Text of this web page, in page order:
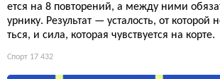
ется на 8 повторений, а между ними
урнику. Результат — усталость, от которой
ться, и сила, которая чувствуется на корте.
Спорт 17 432